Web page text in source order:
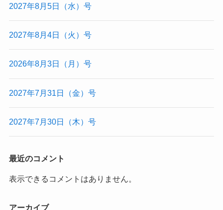
2027年8月5日（水）号
2027年8月4日（火）号
2026年8月3日（月）号
2027年7月31日（金）号
2027年7月30日（木）号
最近のコメント
表示できるコメントはありません。
アーカイブ